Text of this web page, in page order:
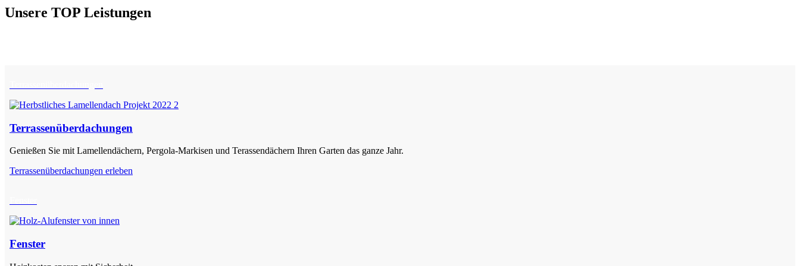
Unsere TOP Leistungen
Terrassen­überdachungen
Genießen Sie mit Lamellendächern, Pergola-Markisen und Terassendächern Ihren Garten das ganze Jahr.
Terrassen­überdachungen erleben
Fenster